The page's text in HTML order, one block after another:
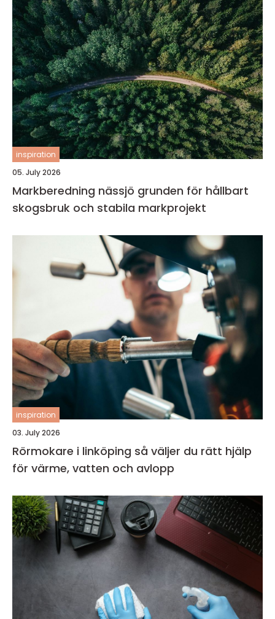
inspiration
05. July 2026
Markberedning nässjö grunden för hållbart
skogsbruk och stabila markprojekt
inspiration
03. July 2026
Rörmokare i linköping så väljer du rätt hjälp
för värme, vatten och avlopp